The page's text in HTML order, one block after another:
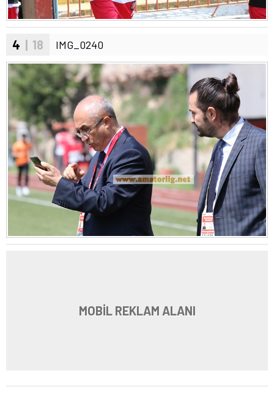
4 | 18 IMG_0240
MOBİL REKLAM ALANI